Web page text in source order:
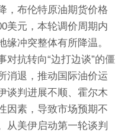
，布伦特原油期货价格
美元，本轮调价周期内
冲突整体有所降温。
对抗转向“边打边谈”的僵
消退，推动国际油价运
谈判进展不顺、霍尔木
因素，导致市场预期不
从美伊启动第一轮谈判